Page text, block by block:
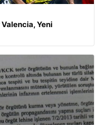
Yeni